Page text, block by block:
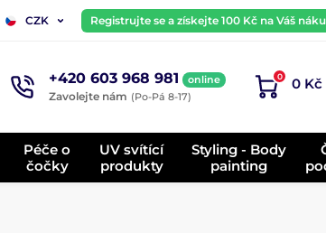
CZK Registrujte se a získejte 100 Kč na Váš
+420 603 968 981 online
Zavolejte nám (Po-Pá 8-17)
0 0 Kč
Péče o
čočky
UV svítící
produkty
Styling - Body
painting